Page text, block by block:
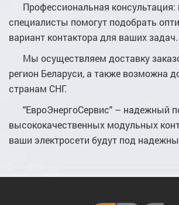
Профессиональная
специалисты помогут подобрать
вариант контактора для ваших задач.
Мы осуществляем доставку
регион Беларуси, а также возможна
странам СНГ.
"ЕвроЭнергоСервис" – надежный
высококачественных модульных
ваши электросети будут под